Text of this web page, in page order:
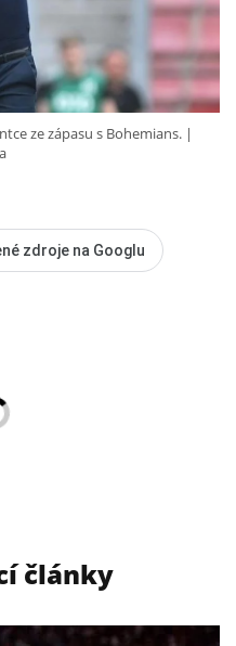
ze zápasu s Bohemians.
zdroje na Googlu
články